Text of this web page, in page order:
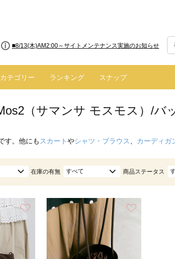
■8/13(木)AM2:00～サイトメンテナンス実施のお知らせ
カテゴリー ランキング スナップ
（サマンサ モスモス）/バ
す。他にも スカートやシャツ・ブラウス カーディガ
在庫の有無 すべて 商品ステータス
お気に入り